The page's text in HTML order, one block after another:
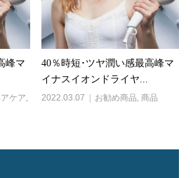
峰マ
ケア,
40％時短･ツヤ潤い感最高峰マ
イナスイオンドライヤ...
2022.03.07 お勧め商品, 商品